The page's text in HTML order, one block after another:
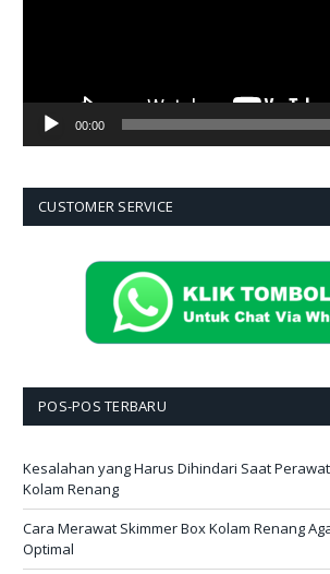
00:00
CUSTOMER SERVICE
POS-POS TERBARU
Kesalahan yang Harus Dihindari Saat
Kolam Renang
Cara Merawat Skimmer Box Kolam Renang
Optimal